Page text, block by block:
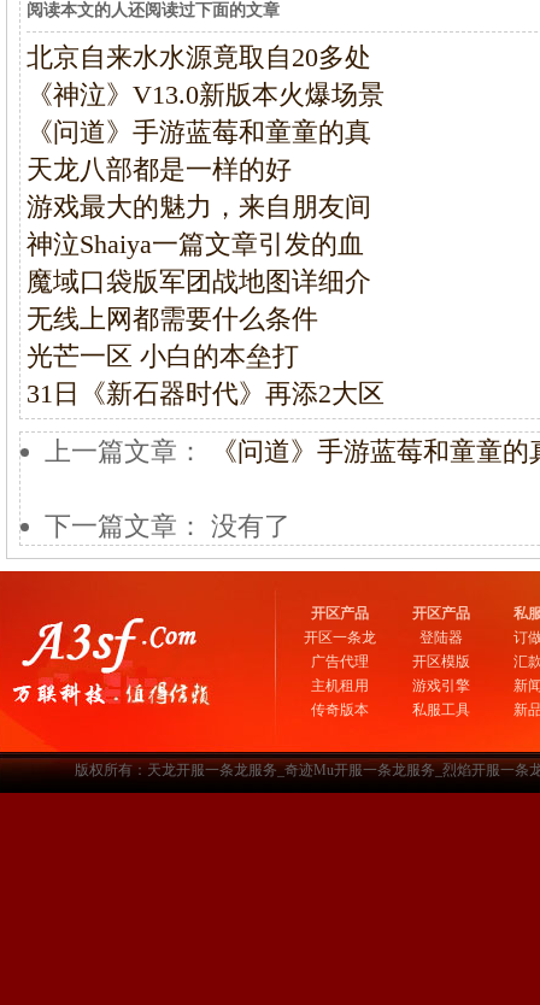
阅读本文的人还阅读过下面的文章
北京自来水水源竟取自20多处
《神泣》V13.0新版本火爆场景
《问道》手游蓝莓和童童的真
天龙八部都是一样的好
游戏最大的魅力，来自朋友间
神泣Shaiya一篇文章引发的血
魔域口袋版军团战地图详细介
无线上网都需要什么条件
光芒一区 小白的本垒打
31日《新石器时代》再添2大区
上一篇文章：
《问道》手游蓝莓和童童
下一篇文章： 没有了
开区产品
开区一条龙
广告代理
主机租用
传奇版本
开区产品
登陆器
开区模版
游戏引擎
私服工具
私
订
汇
新
新
版权所有：天龙开服一条龙服务_奇迹Mu开服一条龙服务_烈焰开服一条